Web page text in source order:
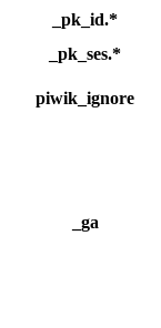
_pk_id.*
_pk_ses.*
piwik_ignore
_ga